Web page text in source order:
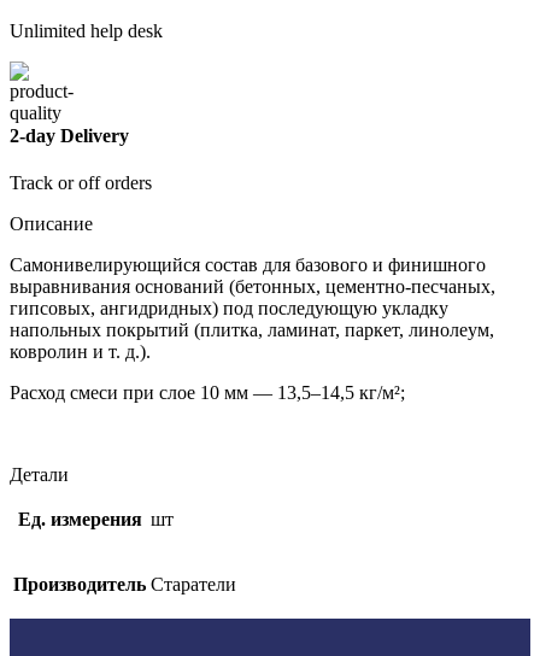
Unlimited help desk
2-day Delivery
Track or off orders
Описание
Самонивелирующийся состав для базового и финишного
выравнивания оснований (бетонных, цементно-песчаных,
гипсовых, ангидридных) под последующую укладку
напольных покрытий (плитка, ламинат, паркет, линолеум,
ковролин и т. д.).
Расход смеси при слое 10 мм — 13,5–14,5 кг/м²;
Детали
Ед. измерения шт
Производитель Старатели